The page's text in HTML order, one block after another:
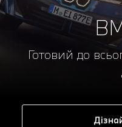
Готовий до